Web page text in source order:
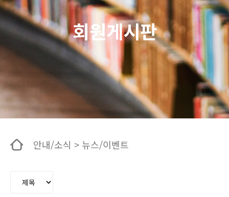
회원게시판
안내/소식 > 뉴스/이벤트